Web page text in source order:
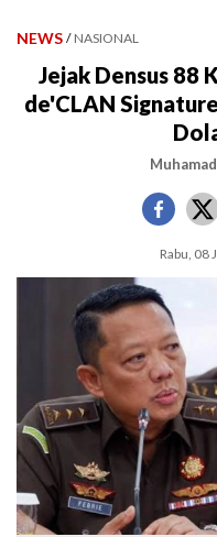
NEWS / NASIONAL
Jejak Densus 88
de'CLAN
Rabu, 08